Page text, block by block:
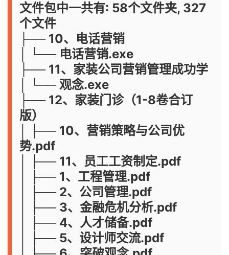
文件包中一共有: 58个文件夹, 327
个文件
├── 10、电话营销
│ └── 电话营销.exe
├── 11、家装公司营销管理成功学
│ └── 观念.exe
├── 12、家装门诊（1-8卷合订
版）
│ ├── 10、营销策略与公司优
势.pdf
│ ├── 11、员工工资制定.pdf
│ ├── 1、工程管理.pdf
│ ├── 2、公司管理.pdf
│ ├── 3、金融危机分析.pdf
│ ├── 4、人才储备.pdf
│ ├── 5、设计师交流.pdf